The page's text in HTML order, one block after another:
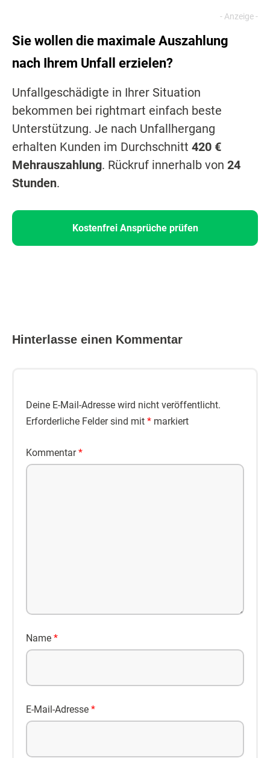
Sie wollen die maximale Auszahlung
nach Ihrem Unfall erzielen?
Unfallgeschädigte in Ihrer Situation
bekommen bei rightmart einfach beste
Unterstützung. Je nach Unfallhergang
erhalten Kunden im Durchschnitt 420 €
Mehrauszahlung. Rückruf innerhalb von 24
Stunden.
Kostenfrei Ansprüche prüfen
Hinterlasse einen Kommentar
Deine E-Mail-Adresse wird nicht veröffentlicht.
Erforderliche Felder sind mit * markiert
Kommentar*
Name *
E-Mail-Adresse *